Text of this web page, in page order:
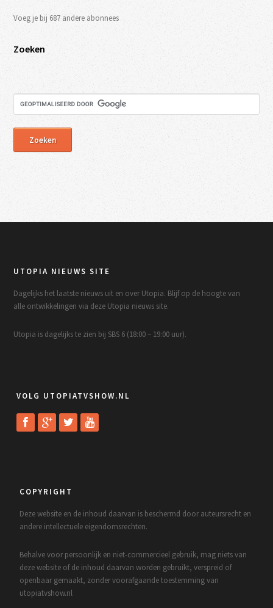
Voeg je bij 687 andere abonnees
Zoeken
UTOPIA NIEUWS SITE
Dagelijks het laatste nieuws uit en over Utopia. Blijf op de hoogte van
alle ontwikkelingen via deze Utopia nieuws site.
Utopia is dagelijks te zien bij SBS 6 (18:00 – 19:00 uur).
VOLG UTOPIATVSHOW.NL
COPYRIGHT
Deze website en de inhoud daarvan is beschermd door auteursrecht en
andere intellectuele eigendomsrechten.
Behalve voor persoonlijk en niet-commercieel gebruik, mag niets van
deze website of de inhoud daarvan worden gebruikt, verspreid of
openbaar gemaakt, zonder voorafgaande toestemming van
utopiatvshow.nl